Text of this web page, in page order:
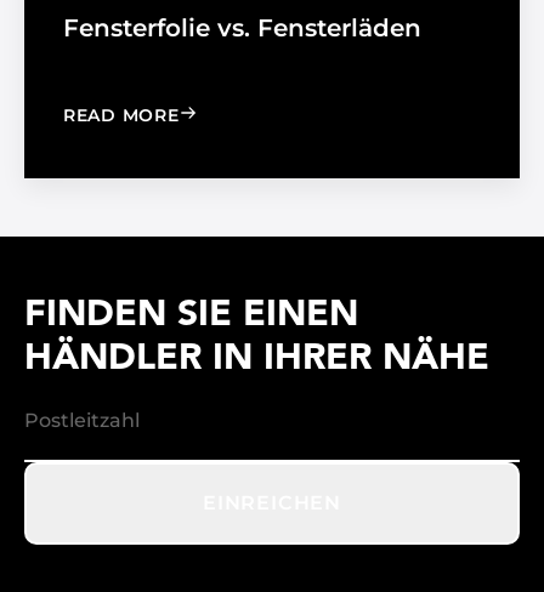
Fensterfolie vs. Fensterläden
READ MORE: WINDOW FILM VS. WINDOW
FINDEN SIE EINEN
HÄNDLER IN IHRER NÄHE